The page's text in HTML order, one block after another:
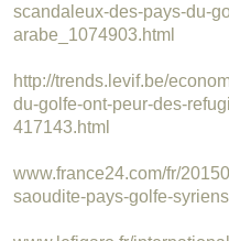
scandaleux-des-pays-du-
arabe_1074903.html
http://trends.levif.be/
du-golfe-ont-peur-des-
417143.html
www.france24.com/fr/
saoudite-pays-golfe-syriens